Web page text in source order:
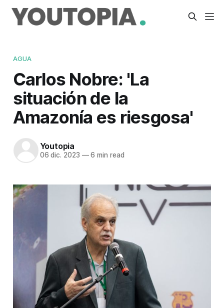
AGUA
Carlos Nobre: 'La
situación de la
Amazonía es riesgosa'
Youtopia
06 dic. 2023 —6 min read